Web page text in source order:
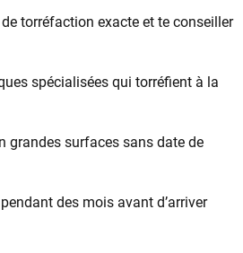
torréfaction exacte et te conseiller
spécialisées qui torréfient à la
grandes surfaces sans date de
des mois avant d’arriver